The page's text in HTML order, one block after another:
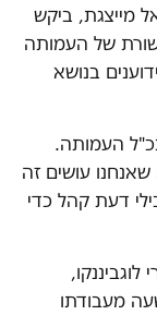
מייצגת, ביקש
של העמותה
בנושא
העמותה.
שאנחנו עושים זה
דעת קהל כדי
מעבודתו